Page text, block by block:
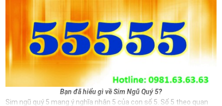
Bạn đã hiểu gì về Sim Ngũ Quý 5?
Sim ngũ quý 5 mang ý nghĩa nhân 5 của con số 5. Số 5 theo quan